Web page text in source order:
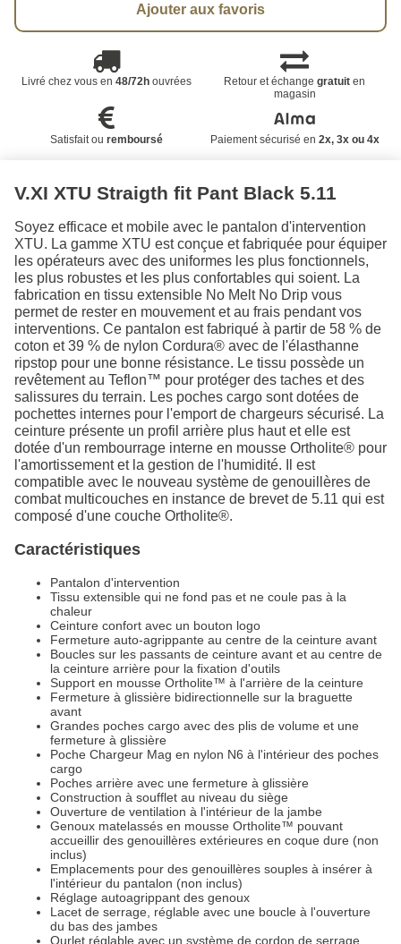
Ajouter aux favoris
Livré chez vous en 48/72houvrées Retour et échangegratuit en
magasin
Satisfait ou remboursé Paiement sécurisé en 2x, 3x ou 4x
V.XI XTU Straigth fit Pant Black 5.11
Soyez efficace et mobile avec le pantalon d'intervention
XTU. La gamme XTU est conçue et fabriquée pour équiper
les opérateurs avec des uniformes les plus fonctionnels,
les plus robustes et les plus confortables qui soient. La
fabrication en tissu extensible No Melt No Drip vous
permet de rester en mouvement et au frais pendant vos
interventions. Ce pantalon est fabriqué à partir de 58 % de
coton et 39 % de nylon Cordura® avec de l'élasthanne
ripstop pour une bonne résistance. Le tissu possède un
revêtement au Teflon™ pour protéger des taches et des
salissures du terrain. Les poches cargo sont dotées de
pochettes internes pour l'emport de chargeurs sécurisé. La
ceinture présente un profil arrière plus haut et elle est
dotée d'un rembourrage interne en mousse Ortholite® pour
l'amortissement et la gestion de l'humidité. Il est
compatible avec le nouveau système de genouillères de
combat multicouches en instance de brevet de 5.11 qui est
composé d'une couche Ortholite®.
Caractéristiques
Pantalon d'intervention
Tissu extensible qui ne fond pas et ne coule pas à la
chaleur
Ceinture confort avec un bouton logo
Fermeture auto-agrippante au centre de la ceinture avant
Boucles sur les passants de ceinture avant et au centre de
la ceinture arrière pour la fixation d'outils
Support en mousse Ortholite™ à l'arrière de la ceinture
Fermeture à glissière bidirectionnelle sur la braguette
avant
Grandes poches cargo avec des plis de volume et une
fermeture à glissière
Poche Chargeur Mag en nylon N6 à l'intérieur des poches
cargo
Poches arrière avec une fermeture à glissière
Construction à soufflet au niveau du siège
Ouverture de ventilation à l'intérieur de la jambe
Genoux matelassés en mousse Ortholite™ pouvant
accueillir des genouillères extérieures en coque dure (non
inclus)
Emplacements pour des genouillères souples à insérer à
l'intérieur du pantalon (non inclus)
Réglage autoagrippant des genoux
Lacet de serrage, réglable avec une boucle à l'ouverture
du bas des jambes
Ourlet réglable avec un système de cordon de serrage